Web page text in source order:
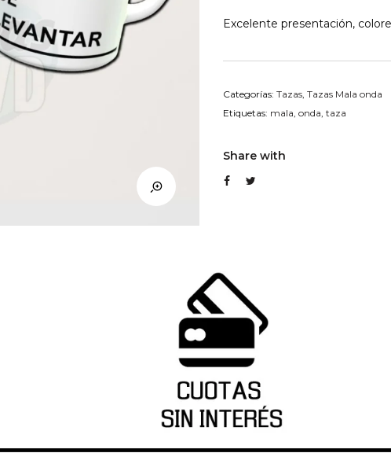
Excelente presentación,
Categorías: Tazas, Tazas Mala onda
Etiquetas: mala, onda, taza
Share with